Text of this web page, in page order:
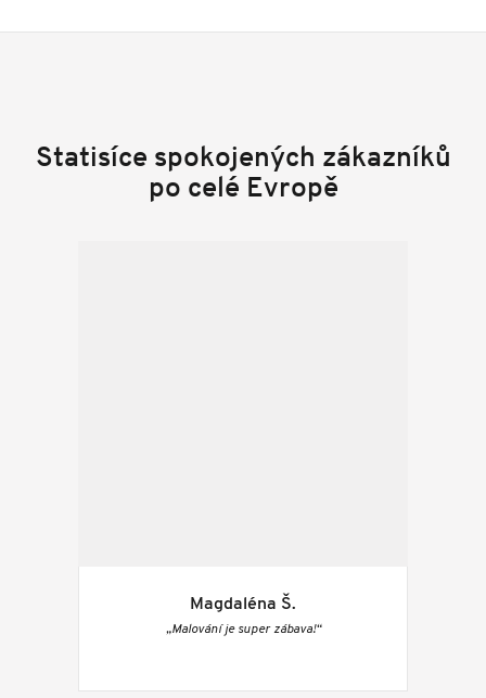
Statisíce spokojených zákazníků
po celé Evropě
Magdaléna Š.
„Malování je super zábava!“